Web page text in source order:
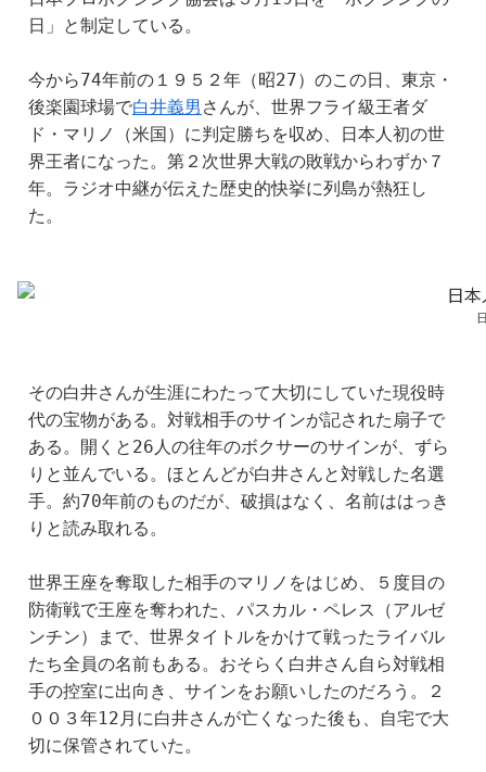
日」と制定している。
今から74年前の１９５２年（昭27）のこの日、東京・
後楽園球場で白井義男 さんが、世界フライ級王者ダ
ド・マリノ（米国）に判定勝ちを収め、日本人初の世
界王者になった。第２次世界大戦の敗戦からわずか７
年。ラジオ中継が伝えた歴史的快挙に列島が熱狂し
た。
その白井さんが生涯にわたって大切にしていた現役時
代の宝物がある。対戦相手のサインが記された扇子で
ある。開くと26人の往年のボクサーのサインが、ずら
りと並んでいる。ほとんどが白井さんと対戦した名選
手。約70年前のものだが、破損はなく、名前ははっき
りと読み取れる。
世界王座を奪取した相手のマリノをはじめ、５度目の
防衛戦で王座を奪われた、パスカル・ペレス（アルゼ
ンチン）まで、世界タイトルをかけて戦ったライバル
たち全員の名前もある。おそらく白井さん自ら対戦相
手の控室に出向き、サインをお願いしたのだろう。２
００３年12月に白井さんが亡くなった後も、自宅で大
切に保管されていた。